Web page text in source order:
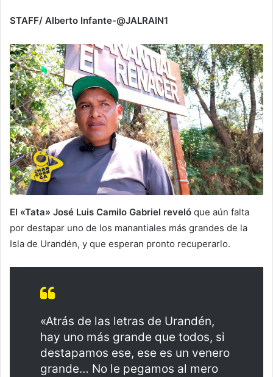
STAFF/ Alberto Infante-@JALRAIN1
El «Tata» José Luis Camilo Gabriel reveló que aún falta
por destapar uno de los manantiales más grandes de la
Isla de Urandén, y que esperan pronto recuperarlo.
«Atrás de las letras de Urandén,
hay uno más grande que todos, si
destapamos ese, ese es un venero
grande… No le pegamos al mero